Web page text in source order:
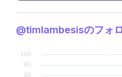
@timlambesisのフォ